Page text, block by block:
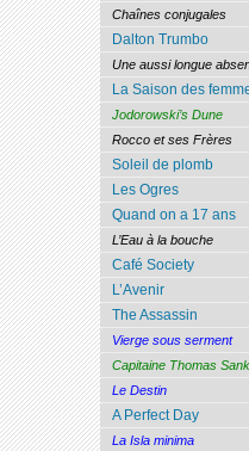
Chaînes conjugales
Dalton Trumbo
Une aussi longue
La Saison des
Jodorowski’s Dune
Rocco et ses Frères
Soleil de plomb
Les Ogres
Quand on a 17 ans
L’Eau à la bouche
Café Society
L’Avenir
The Assassin
Vierge sous serment
Capitaine Thomas
Le Destin
A Perfect Day
La Isla minima